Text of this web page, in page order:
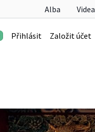
Alba Videa
Přihlásit Založit účet